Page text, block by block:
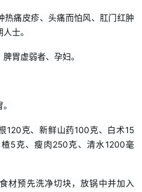
热痛皮疹、头痛而怕风、肛门红肿
士。
脾胃虚弱者、孕妇。
120克、新鲜山药100克、白术15
5克、瘦肉250克、清水1200毫
材预先洗净切块，放锅中并加入